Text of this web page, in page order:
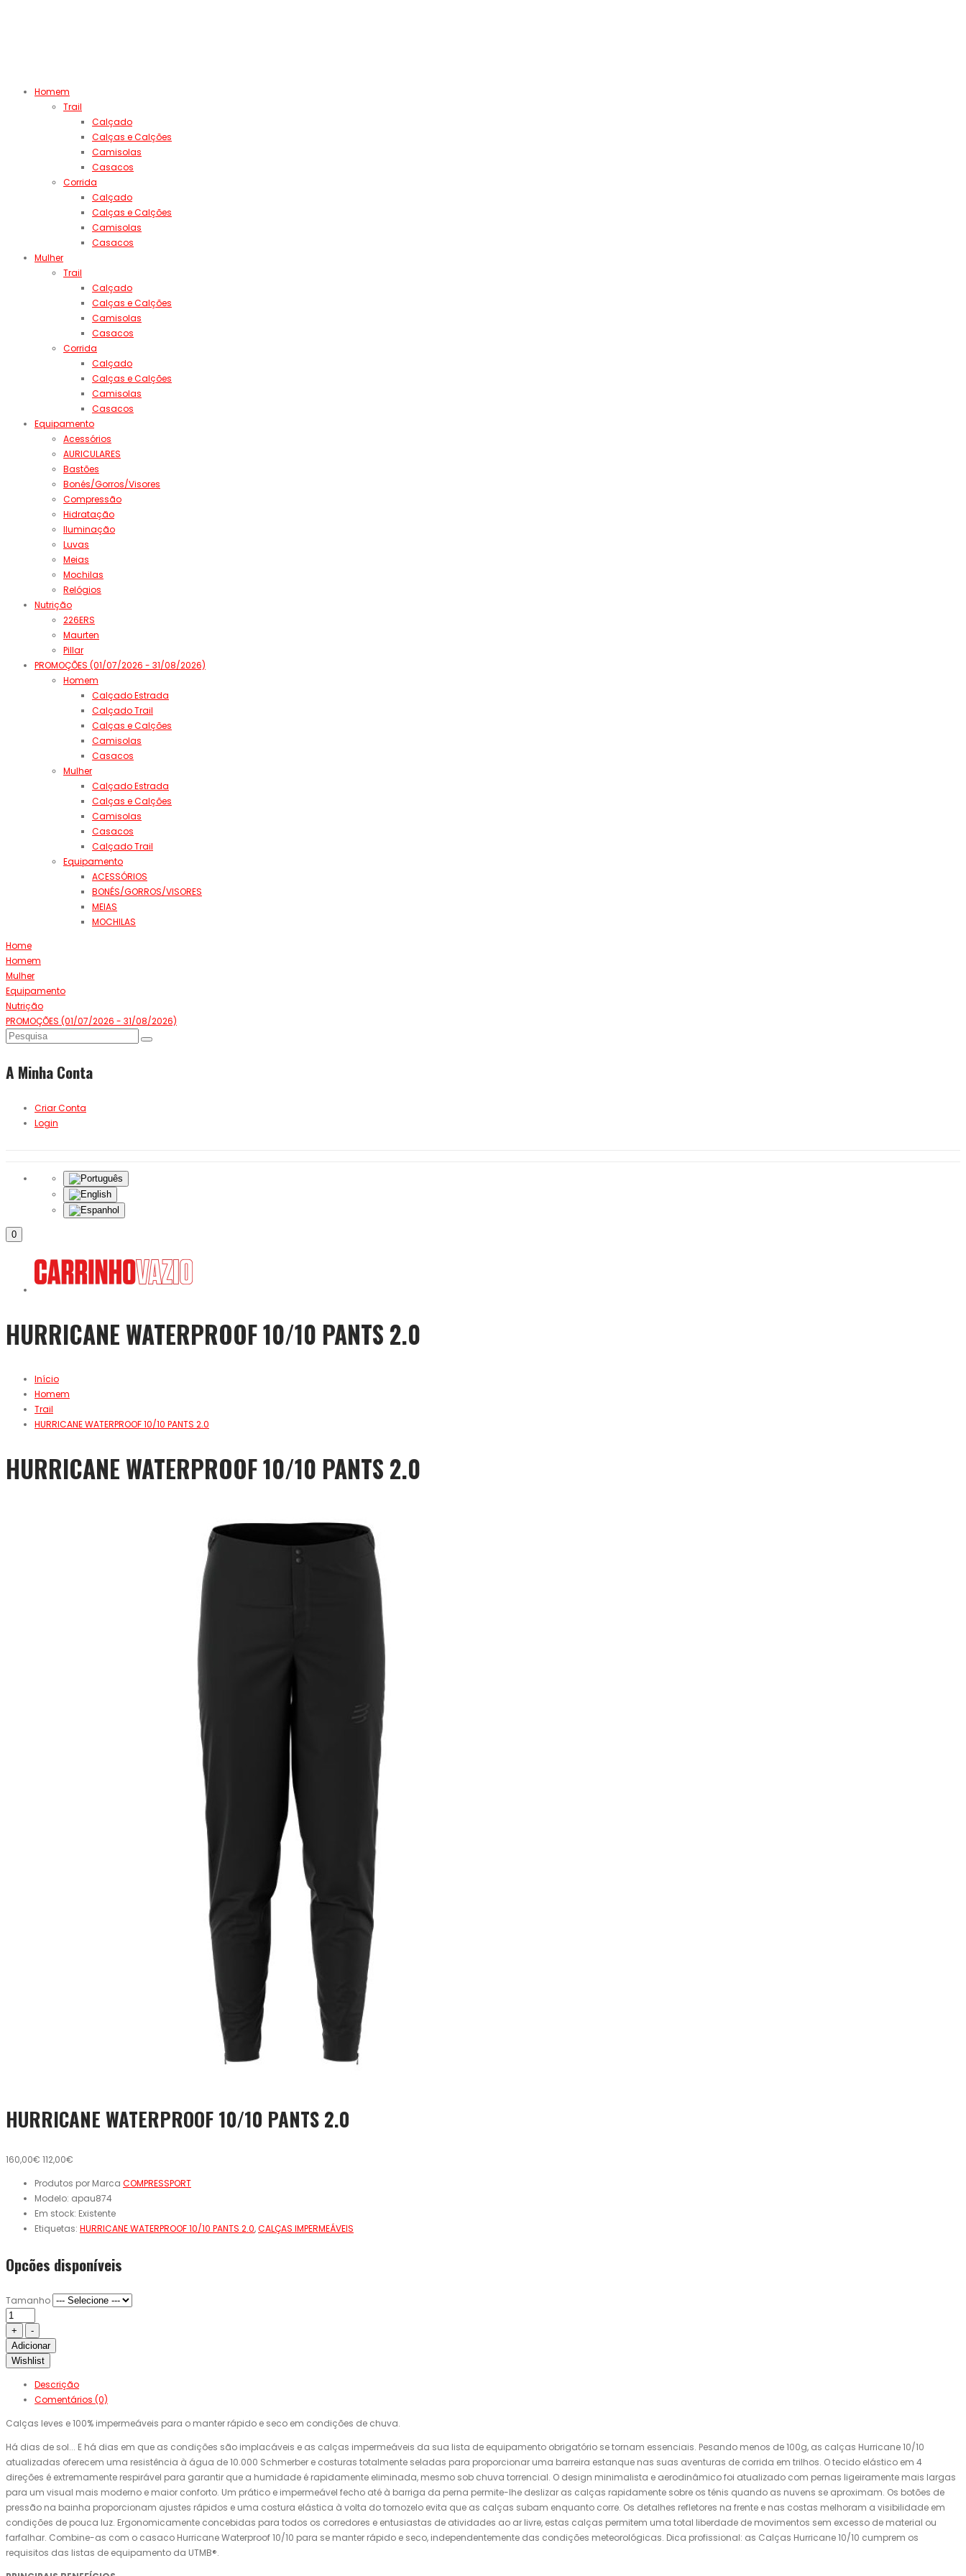
Homem
Trail
Calçado
Calças e Calções
Camisolas
Casacos
Corrida
Calçado
Calças e Calções
Camisolas
Casacos
Mulher
Trail
Calçado
Calças e Calções
Camisolas
Casacos
Corrida
Calçado
Calças e Calções
Camisolas
Casacos
Equipamento
Acessórios
AURICULARES
Bastões
Bonés/Gorros/Visores
Compressão
Hidratação
Iluminação
Luvas
Meias
Mochilas
Relógios
Nutrição
226ERS
Maurten
Pillar
PROMOÇÕES (01/07/2026 - 31/08/2026)
Homem
Calçado Estrada
Calçado Trail
Calças e Calções
Camisolas
Casacos
Mulher
Calçado Estrada
Calças e Calções
Camisolas
Casacos
Calçado Trail
Equipamento
ACESSÓRIOS
BONÉS/GORROS/VISORES
MEIAS
MOCHILAS
Home
Homem
Mulher
Equipamento
Nutrição
PROMOÇÕES (01/07/2026 - 31/08/2026)
A Minha Conta
Criar Conta
Login
0
HURRICANE WATERPROOF 10/10 PANTS 2.0
Início
Homem
Trail
HURRICANE WATERPROOF 10/10 PANTS 2.0
HURRICANE WATERPROOF 10/10 PANTS 2.0
HURRICANE WATERPROOF 10/10 PANTS 2.0
160,00€ 112,00€
Produtos por Marca COMPRESSPORT
Modelo: apau874
Em stock: Existente
Etiquetas: HURRICANE WATERPROOF 10/10 PANTS 2.0,CALÇAS IMPERMEÁVEIS
Opcões disponíveis
Tamanho
Adicionar
Wishlist
Descrição
Comentários (0)
Calças leves e 100% impermeáveis ​​para o manter rápido e seco em condições de chuva.
Há dias de sol... E há dias em que as condições são implacáveis ​​e as calças impermeáveis ​​da sua lista de equipamento obrigatório se tornam essenciais. Pesando menos de 100g, as calças Hurricane 10/10
atualizadas oferecem uma resistência à água de 10.000 Schmerber e costuras totalmente seladas para proporcionar uma barreira estanque nas suas aventuras de corrida em trilhos. O tecido elástico em 4
direções é extremamente respirável para garantir que a humidade é rapidamente eliminada, mesmo sob chuva torrencial. O design minimalista e aerodinâmico foi atualizado com pernas ligeiramente mais largas
para um visual mais moderno e maior conforto. Um prático e impermeável fecho até à barriga da perna permite-lhe deslizar as calças rapidamente sobre os ténis quando as nuvens se aproximam. Os botões de
pressão na bainha proporcionam ajustes rápidos e uma costura elástica à volta do tornozelo evita que as calças subam enquanto corre. Os detalhes refletores na frente e nas costas melhoram a visibilidade em
condições de pouca luz. Ergonomicamente concebidas para todos os corredores e entusiastas de atividades ao ar livre, estas calças permitem uma total liberdade de movimentos sem excesso de material ou
farfalhar. Combine-as com o casaco Hurricane Waterproof 10/10 para se manter rápido e seco, independentemente das condições meteorológicas. Dica profissional: as Calças Hurricane 10/10 cumprem os
requisitos das listas de equipamento da UTMB®.